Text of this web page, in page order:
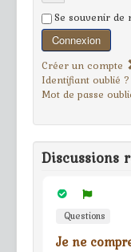
Se souvenir de
Connexion
Créer un compte
Identifiant oublié ?
Mot de passe
Discussions
Questions
Je ne